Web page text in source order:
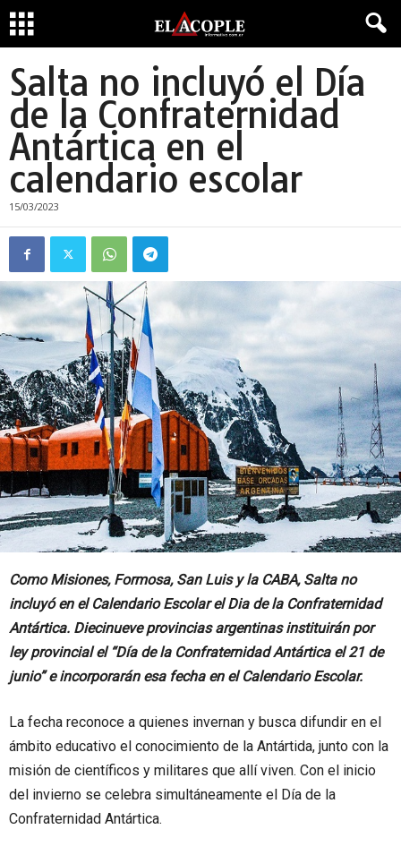
Salta no incluyó el Día
de la Confraternidad
Antártica en el
calendario escolar
15/03/2023
Como Misiones, Formosa, San Luis y la CABA, Salta no
incluyó en el Calendario Escolar el Dia de la Confraternidad
Antártica. Diecinueve provincias argentinas instituirán por
ley provincial el “Día de la Confraternidad Antártica el 21 de
junio” e incorporarán esa fecha en el Calendario Escolar.
La fecha reconoce a quienes invernan y busca difundir en el
ámbito educativo el conocimiento de la Antártida, junto con la
misión de científicos y militares que allí viven. Con el inicio
del invierno se celebra simultáneamente el Día de la
Confraternidad Antártica.